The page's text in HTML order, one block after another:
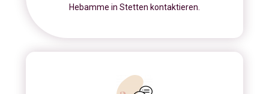
Hebamme in Stetten kontaktieren.